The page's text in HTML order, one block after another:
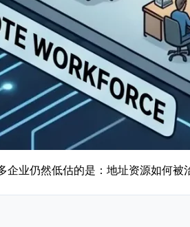
企业仍然低估的是：地址资源如何被